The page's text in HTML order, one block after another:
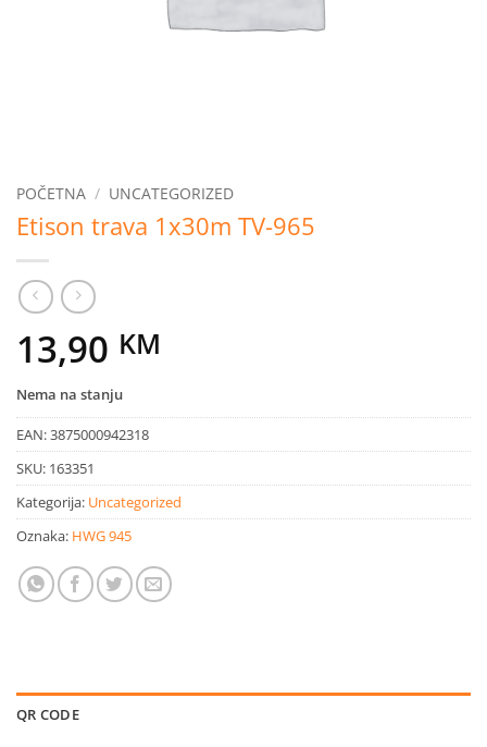
POČETNA / UNCATEGORIZED
Etison trava 1x30m TV-965
13,90 KM
Nema na stanju
EAN:3875000942318
SKU: 163351
Kategorija: Uncategorized
Oznaka: HWG 945
QR CODE